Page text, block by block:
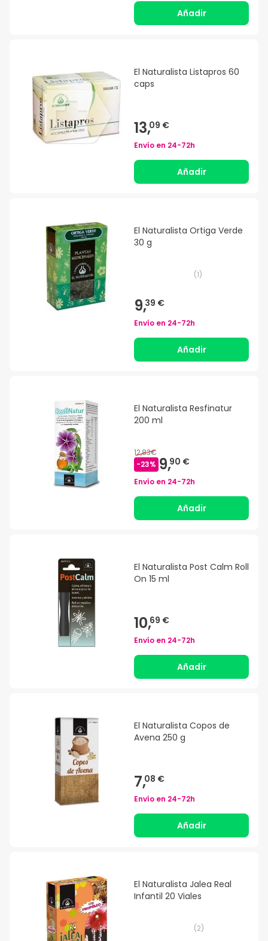
Añadir
El Naturalista Listapros 60
caps
13,09 €
Envío en 24-72h
Añadir
El Naturalista Ortiga Verde
30 g
(1)
9,39 €
Envío en 24-72h
Añadir
El Naturalista Resfinatur
200 ml
12,83€
-23% 9,90 €
Envío en 24-72h
Añadir
El Naturalista Post Calm Roll
On 15 ml
10,69 €
Envío en 24-72h
Añadir
El Naturalista Copos de
Avena 250 g
7,08 €
Envío en 24-72h
Añadir
El Naturalista Jalea Real
Infantil 20 Viales
(2)